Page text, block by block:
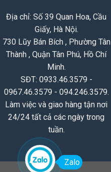
Địa chỉ: Số 39 Quan Hoa, Cầu
Giấy, Hà Nội.
730 Lũy Bán Bích , Phường Tân
Thành , Quận Tân Phú, Hồ Chí
Minh.
SĐT: 0933.46.3579 -
0967.46.3579 - 094.246.3579.
Làm việc và giao hàng tận nơi
24/24 tất cả các ngày trong
tuần.
Zalo